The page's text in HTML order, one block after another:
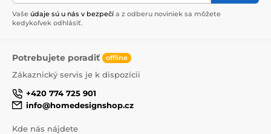
Vaše údaje sú u nás v bezpečí a z odberu noviniek sa môžete
kedykoľvek odhlásiť.
Potrebujete poradiť offline
Zákaznický servis je k dispozícii
+420 774 725 901
info@homedesignshop.cz
Kde nás nájdete